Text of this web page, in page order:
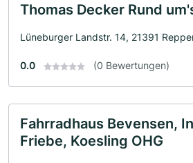
Thomas Decker Rund
Lüneburger Landstr. 14, 21391
0.0 (0 Bewertungen)
Fahrradhaus Bevensen,
Friebe, Koesling OHG